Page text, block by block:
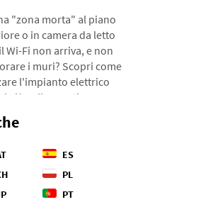
inaspettatamente alte.
ci basiamo su dati
del 2026, mostreremo il
abissale tra le nostre
la realtà, e offriremo
meglio sotto controllo
spese.
"zona morta" al piano
o in camera da letto
Wi-Fi non arriva, e non
i muri? Scopri come
l'impianto elettrico
già nelle pareti per
elettrica. Nell'articolo ti
adattatore
perché riesce a
lo streaming 4K e i
ES
PL
PT